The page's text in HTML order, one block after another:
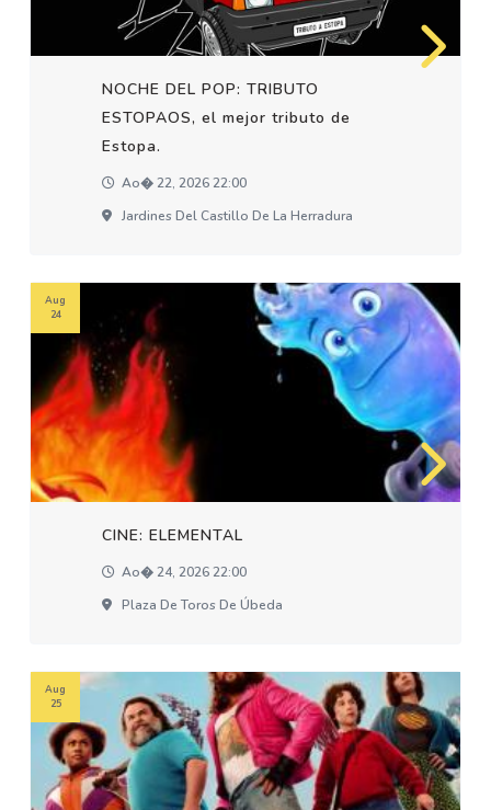
NOCHE DEL POP: TRIBUTO
ESTOPAOS, el mejor tributo de
Estopa.
Ao� 22, 2026 22:00
Jardines Del Castillo De La Herradura
CINE: ELEMENTAL
Ao� 24, 2026 22:00
Plaza De Toros De Úbeda
Aug
24
Aug
25